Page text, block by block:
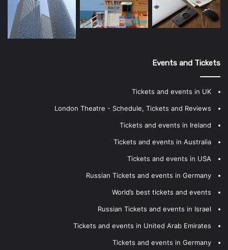
Events and Tickets
Tickets and events in UK
London Theatre - Schedule, Tickets and Reviews
Tickets and events in Ireland
Tickets and events in Australia
Tickets and events in USA
Russian Tickets and events in Germany
World’s best tickets and events
Russian Tickets and events in Israel
Tickets and events in United Arab Emirates
Tickets and events in Germany